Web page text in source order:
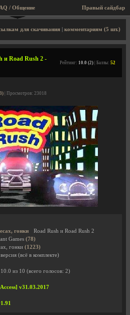
Правый сайдбар
/ Общение
игры, скриншоты, видео
для скачивания комментариям (5 шт.)
и Road Rush 2 -
Рейтинг: 10.0 (2) | Баллы: 52
| Просмотров: 23018
гонки
Road Rush и Road Rush 2
Games (78)
гонки (1223)
(всё в комплекте)
10.0 из 10 (всего голосов: 2)
v31.03.2017